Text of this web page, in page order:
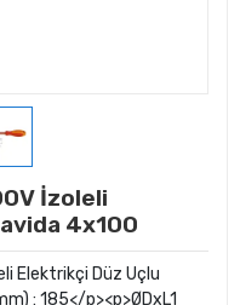
İzoleli
4x100
Elektrikçi Düz Uçlu
: 185</p><p>ØDxL1